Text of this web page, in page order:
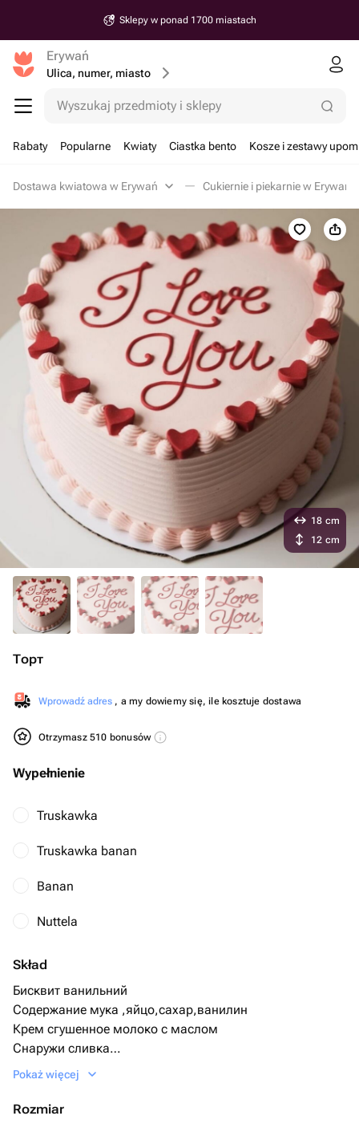
Sklepy w ponad 1700 miastach
Erywań
Ulica, numer, miasto
Wyszukaj przedmioty i sklepy
Rabaty Popularne Kwiaty Ciastka bento Kosze i zestawy
Dostawa kwiatowa w Erywań Cukiernie i piekarnie w Erywań
Торт
Wprowadź adres , a my dowiemy się, ile kosztuje dostawa
Otrzymasz 510 bonusów
Wypełnienie
Truskawka
Truskawka banan
Banan
Nuttela
Skład
Бисквит ванильний
Содержание мука ,яйцо,сахар,ванилин
Крем сгушенное молоко с маслом
Снаружи сливка
Начинка Банан
Pokaż więcej
Rozmiar
18 cm
12 cm